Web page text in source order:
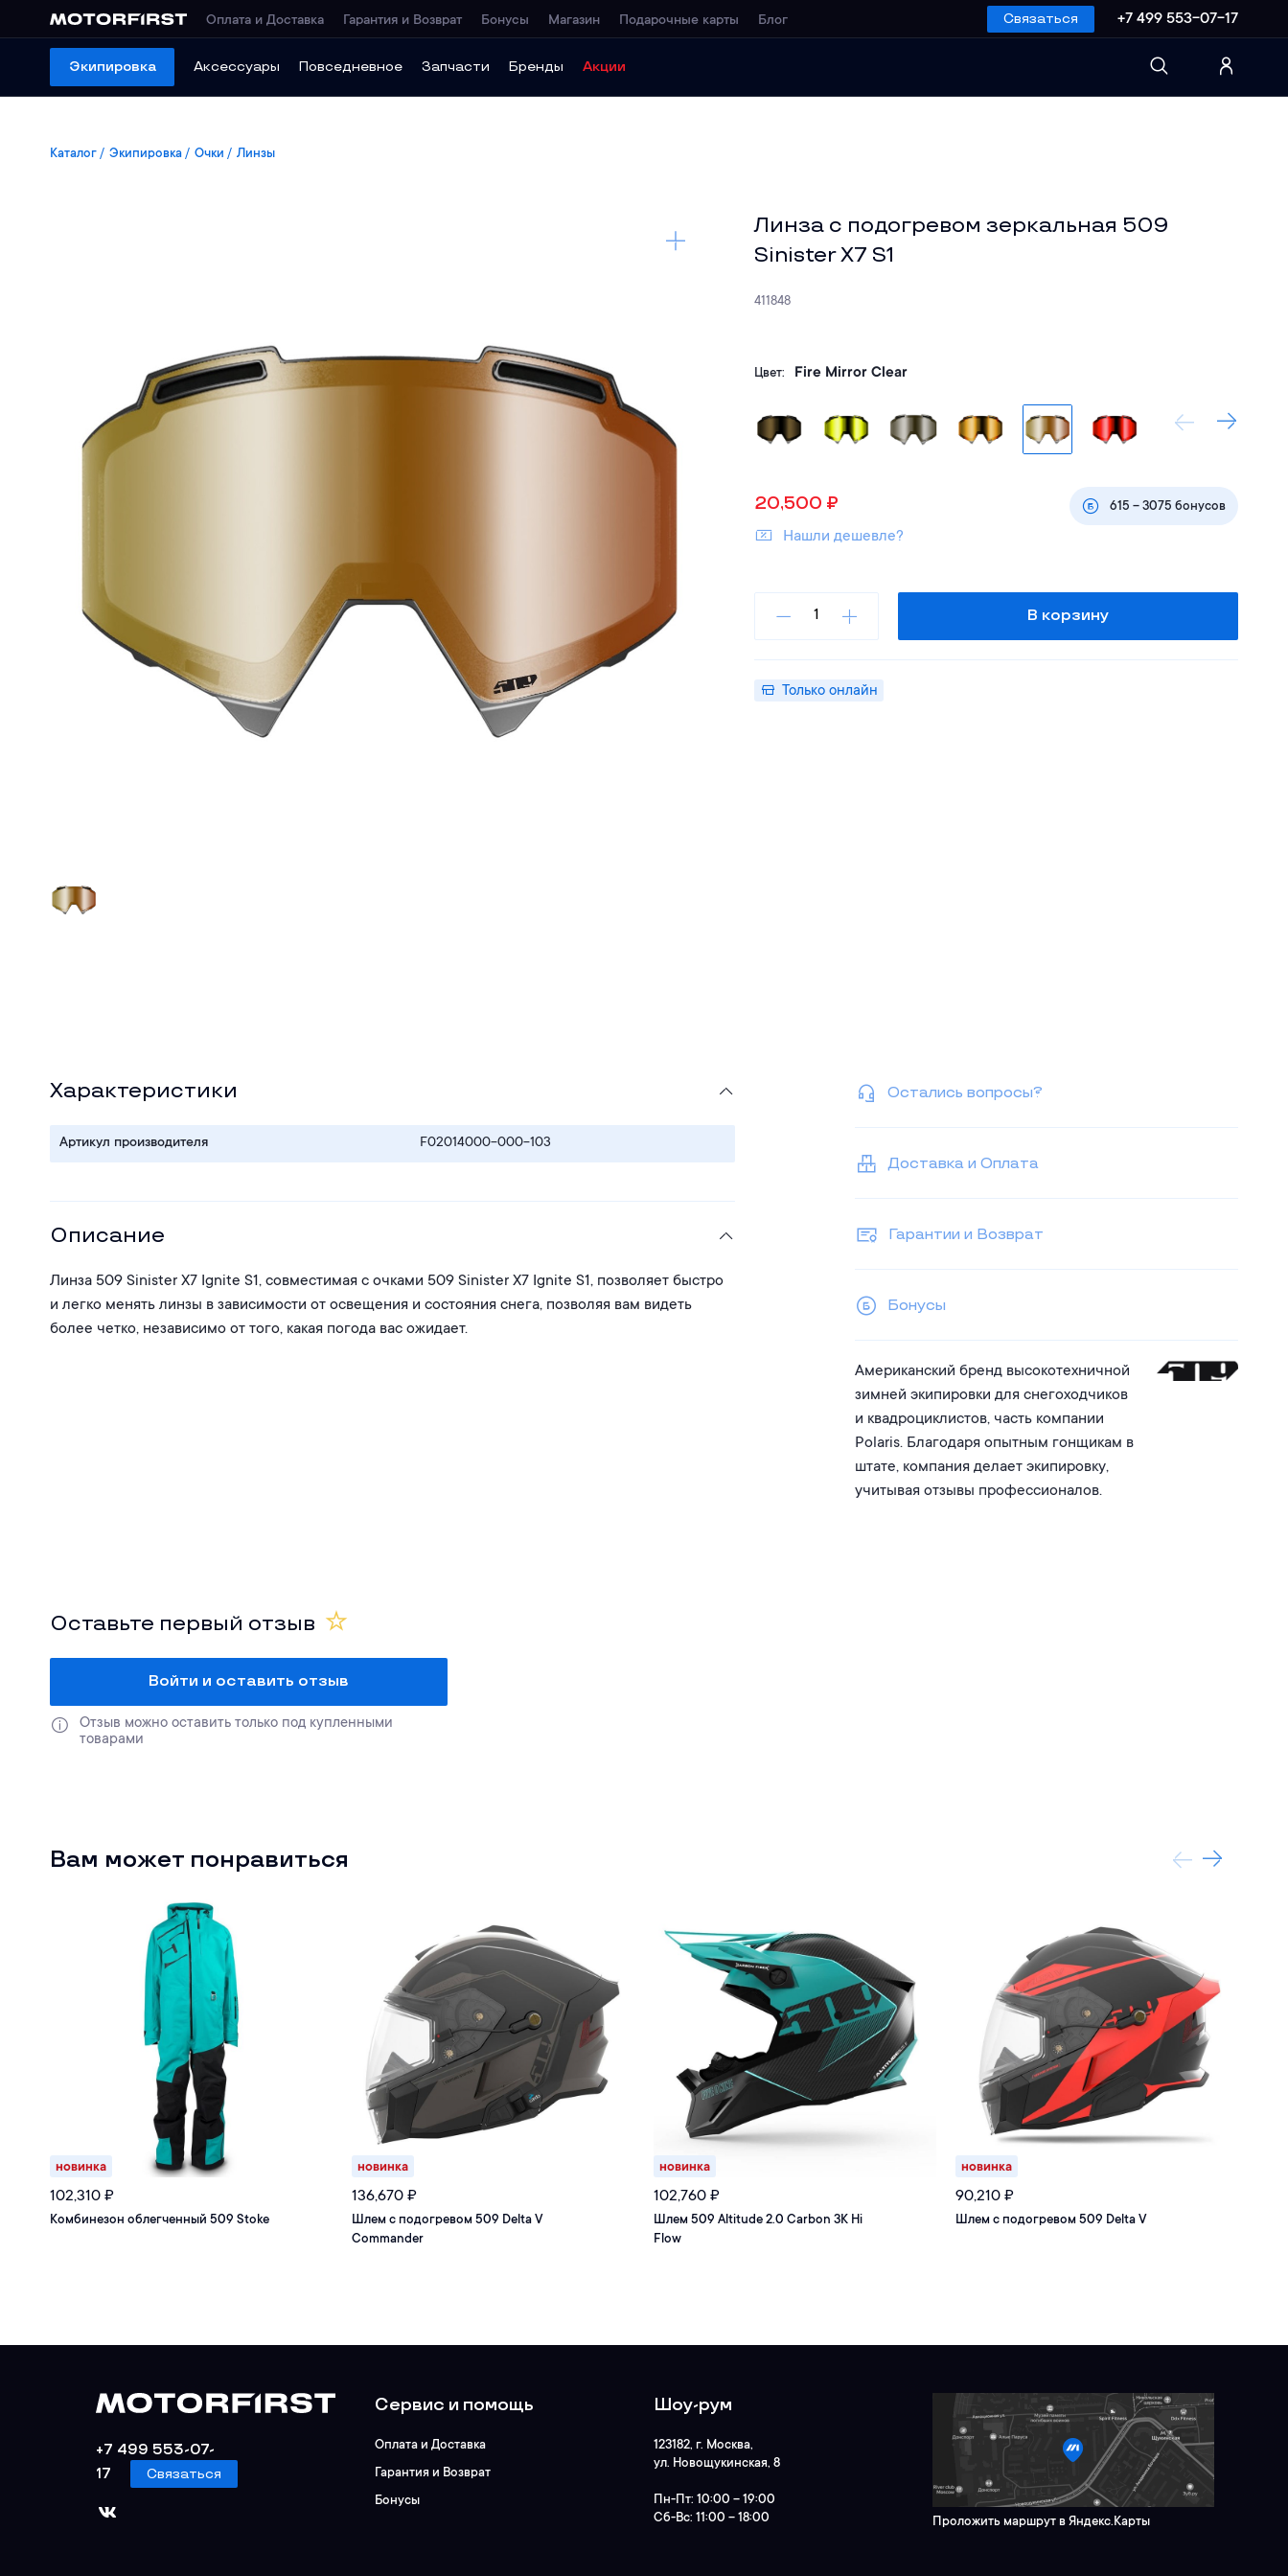
Оплата и Доставка Гарантия и Возврат Бонусы Магазин Подарочные карты Блог Связаться +7 499 553-07-17
Экипировка Аксессуары Повседневное Запчасти Бренды Акции
Каталог Экипировка Очки Линзы
Линза с подогревом зеркальная 509
Sinister X7 S1
411848
Цвет: Fire Mirror Clear
20,500 ₽ 615 – 3075 бонусов
Нашли дешевле?
В корзину
Только онлайн
Характеристики
Артикул производителя F02014000-000-103
Описание
Линза 509 Sinister X7 Ignite S1, совместимая с очками 509 Sinister X7 Ignite S1, позволяет быстро
и легко менять линзы в зависимости от освещения и состояния снега, позволяя вам видеть
более четко, независимо от того, какая погода вас ожидает.
Остались вопросы?
Доставка и Оплата
Гарантии и Возврат
Бонусы
Американский бренд высокотехничной
зимней экипировки для снегоходчиков
и квадроциклистов, часть компании
Polaris. Благодаря опытным гонщикам в
штате, компания делает экипировку,
учитывая отзывы профессионалов.
Оставьте первый отзыв
Войти и оставить отзыв
Отзыв можно оставить только под купленными
товарами
Вам может понравиться
новинка
102,310 ₽
Комбинезон облегченный 509 Stoke
новинка
136,670 ₽
Шлем с подогревом 509 Delta V
Commander
новинка
102,760 ₽
Шлем 509 Altitude 2.0 Carbon 3K Hi
Flow
новинка
90,210 ₽
Шлем с подогревом 509 Delta V
+7 499 553-07-
17
Связаться
Сервис и помощь
Оплата и Доставка
Гарантия и Возврат
Бонусы
Шоу-рум
123182, г. Москва,
ул. Новощукинская, 8
Пн-Пт: 10:00 – 19:00
Сб-Вс: 11:00 – 18:00 Проложить маршрут в Яндекс.Карты